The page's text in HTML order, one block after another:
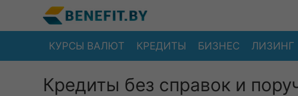
КУРСЫ ВАЛЮТ КРЕДИТЫ БИЗНЕС ЛИЗИНГ
Кредиты без справок и